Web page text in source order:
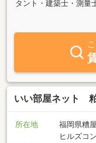
タント・建築士・測量
ルな知識と経験で、あ
ム＆新築、建物管理、
ん、相続・事業継承・
す。ぜひ(株)共栄興産
いい部屋ネット
所在地
福岡県糟
ヒルズコ